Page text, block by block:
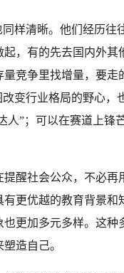
样清晰。他们经历往
，有的先去国内外
竞争里找增量，要走
变行业格局的野心，
人”；可以在赛道上锋
醒社会公众，不必再
更优越的教育背景和
更加多元多样。这种
造自己。